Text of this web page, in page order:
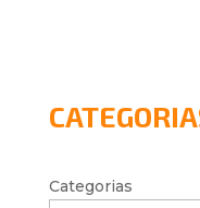
Categorias